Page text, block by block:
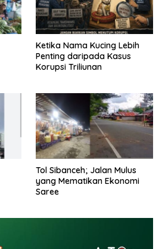
Ketika Nama Kucing Lebih
Penting daripada Kasus
Korupsi Triliunan
Tol Sibanceh; Jalan Mulus
yang Mematikan Ekonomi
Saree